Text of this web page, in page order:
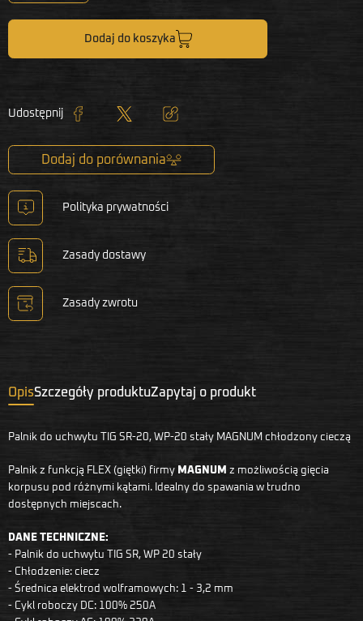
Dodaj do koszyka
Udostępnij
Dodaj do porównania
Polityka prywatności
Zasady dostawy
Zasady zwrotu
OpisSzczegóły produktuZapytaj o produkt
Palnik do uchwytu TIG SR-20, WP-20 stały MAGNUM chłodzony cieczą
Palnik z funkcją FLEX (giętki) firmy MAGNUM z możliwością gięcia
korpusu pod różnymi kątami. Idealny do spawania w trudno
dostępnych miejscach.
DANE TECHNICZNE:
- Palnik do uchwytu TIG SR, WP 20 stały
- Chłodzenie: ciecz
- Średnica elektrod wolframowych: 1 - 3,2 mm
- Cykl roboczy DC: 100% 250A